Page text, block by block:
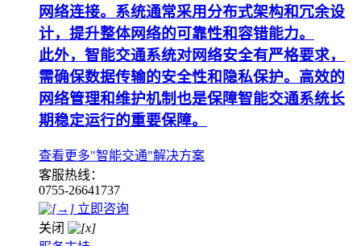
网络连接。系统通常采用分布式架构和冗余设
计，提升整体网络的可靠性和容错能力。
此外，智能交通系统对网络安全有严格要求，
需确保数据传输的安全性和隐私保护。高效的
网络管理和维护机制也是保障智能交通系统长
期稳定运行的重要保障。
查看更多"智能交通"解决方案
客服热线：
0755-26641737
立即咨询
关闭